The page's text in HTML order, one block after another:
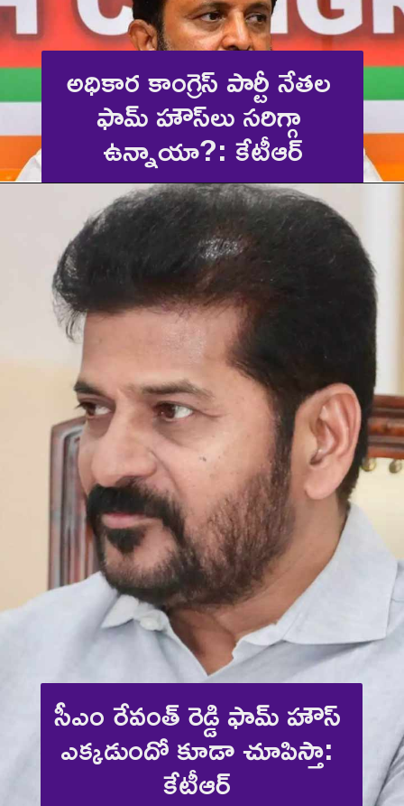
అధికార కాంగ్రెస్ పార్టీ నేతల
ఫామ్ హౌస్‌లు సరిగ్గా
ఉన్నాయా?: కేటీఆర్
సీఎం రేవంత్ రెడ్డి ఫామ్ హౌస్
ఎక్కడుందో కూడా చూపిస్తా:
కేటీఆర్